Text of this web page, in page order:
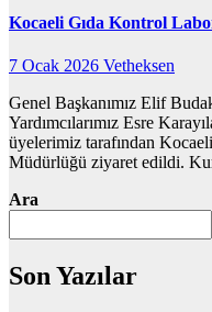
Kocaeli Gıda Kontrol
7 Ocak 2026 Vetheksen
Genel Başkanımız Elif
Yardımcılarımız Esre
üyelerimiz tarafından
Müdürlüğü ziyaret edildi.
Ara
Son Yazılar